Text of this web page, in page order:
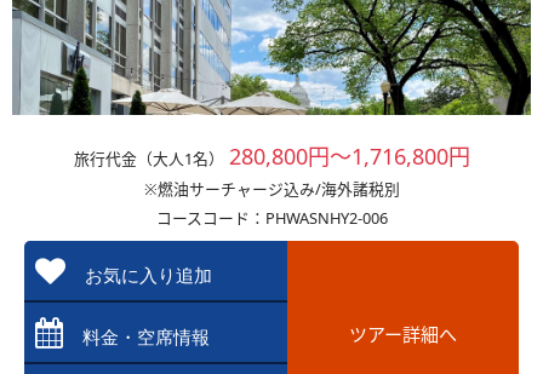
旅行代金（大人1名） 280,800円～1,716,800円
※燃油サーチャージ込み/海外諸税別
コースコード：PHWASNHY2-006
お気に入り追加
料金・空席情報 ツアー詳細へ